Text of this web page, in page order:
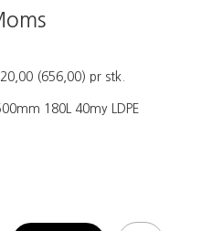
(656,00) pr stk.
180L 40my LDPE